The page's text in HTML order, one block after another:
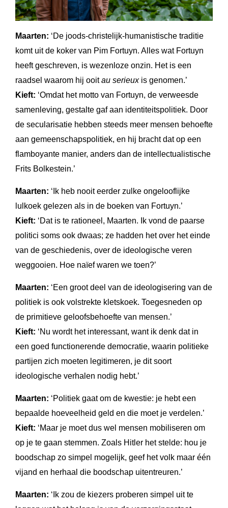
Maarten: ‘De joods-christelijk-humanistische traditie
komt uit de koker van Pim Fortuyn. Alles wat Fortuyn
heeft geschreven, is wezenloze onzin. Het is een
raadsel waarom hij ooitau serieuxis genomen.’
Kieft: ‘Omdat het motto van Fortuyn, de verweesde
samenleving, gestalte gaf aan identiteitspolitiek. Door
de secularisatie hebben steeds meer mensen behoefte
aan gemeenschapspolitiek, en hij bracht dat op een
flamboyante manier, anders dan de intellectualistische
Frits Bolkestein.’
Maarten: ‘Ik heb nooit eerder zulke ongelooflijke
lulkoek gelezen als in de boeken van Fortuyn.’
Kieft: ‘Dat is te rationeel, Maarten. Ik vond de paarse
politici soms ook dwaas; ze hadden het over het einde
van de geschiedenis, over de ideologische veren
weggooien. Hoe naïef waren we toen?’
Maarten: ‘Een groot deel van de ideologisering van de
politiek is ook volstrekte kletskoek. Toegesneden op
de primitieve geloofsbehoefte van mensen.’
Kieft: ‘Nu wordt het interessant, want ik denk dat in
een goed functionerende democratie, waarin politieke
partijen zich moeten legitimeren, je dit soort
ideologische verhalen nodig hebt.’
Maarten: ‘Politiek gaat om de kwestie: je hebt een
bepaalde hoeveelheid geld en die moet je verdelen.’
Kieft: ‘Maar je moet dus wel mensen mobiliseren om
op je te gaan stemmen. Zoals Hitler het stelde: hou je
boodschap zo simpel mogelijk, geef het volk maar één
vijand en herhaal die boodschap uitentreuren.’
Maarten: ‘Ik zou de kiezers proberen simpel uit te